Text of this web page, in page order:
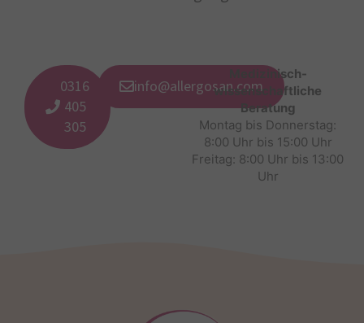
0316
405
305
info@allergosan.com
Medizinisch-
wissenschaftliche
Beratung
Montag bis Donnerstag:
8:00 Uhr bis 15:00 Uhr
Freitag: 8:00 Uhr bis 13:00
Uhr